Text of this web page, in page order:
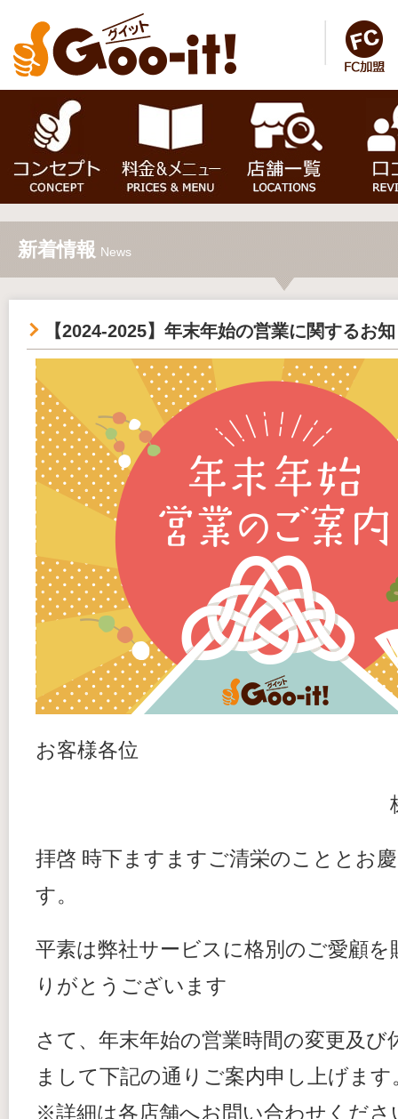
新着情報 News
【2024-2025】年末年始の営業に関するお
お客様各位
拝啓 時下ますますご清栄のこととお
す。
平素は弊社サービスに格別のご愛顧を
りがとうございます
さて、年末年始の営業時間の変更及び
まして下記の通りご案内申し上げます
※詳細は各店舗へお問い合わせくださ